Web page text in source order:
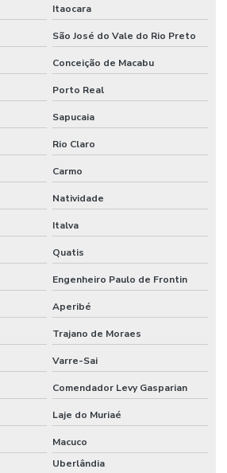
Itaocara
São José do Vale do Rio Preto
Conceição de Macabu
Porto Real
Sapucaia
Rio Claro
Carmo
Natividade
Italva
Quatis
Engenheiro Paulo de Frontin
Aperibé
Trajano de Moraes
Varre-Sai
Comendador Levy Gasparian
Laje do Muriaé
Macuco
Uberlândia